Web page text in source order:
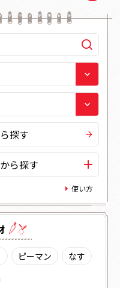
探す
ら探す
使い方
ピーマン
なす